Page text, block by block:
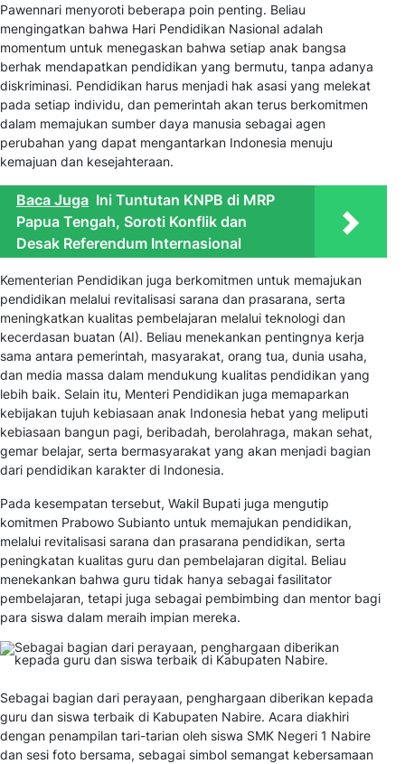
Pawennari menyoroti beberapa poin penting. Beliau
mengingatkan bahwa Hari Pendidikan Nasional adalah
momentum untuk menegaskan bahwa setiap anak bangsa
berhak mendapatkan pendidikan yang bermutu, tanpa adanya
diskriminasi. Pendidikan harus menjadi hak asasi yang melekat
pada setiap individu, dan pemerintah akan terus berkomitmen
dalam memajukan sumber daya manusia sebagai agen
perubahan yang dapat mengantarkan Indonesia menuju
kemajuan dan kesejahteraan.
Baca Juga Ini Tuntutan KNPB di MRP
Papua Tengah, Soroti Konflik dan
Desak Referendum Internasional
Kementerian Pendidikan juga berkomitmen untuk memajukan
pendidikan melalui revitalisasi sarana dan prasarana, serta
meningkatkan kualitas pembelajaran melalui teknologi dan
kecerdasan buatan (AI). Beliau menekankan pentingnya kerja
sama antara pemerintah, masyarakat, orang tua, dunia usaha,
dan media massa dalam mendukung kualitas pendidikan yang
lebih baik. Selain itu, Menteri Pendidikan juga memaparkan
kebijakan tujuh kebiasaan anak Indonesia hebat yang meliputi
kebiasaan bangun pagi, beribadah, berolahraga, makan sehat,
gemar belajar, serta bermasyarakat yang akan menjadi bagian
dari pendidikan karakter di Indonesia.
Pada kesempatan tersebut, Wakil Bupati juga mengutip
komitmen Prabowo Subianto untuk memajukan pendidikan,
melalui revitalisasi sarana dan prasarana pendidikan, serta
peningkatan kualitas guru dan pembelajaran digital. Beliau
menekankan bahwa guru tidak hanya sebagai fasilitator
pembelajaran, tetapi juga sebagai pembimbing dan mentor bagi
para siswa dalam meraih impian mereka.
Sebagai bagian dari perayaan, penghargaan diberikan kepada
guru dan siswa terbaik di Kabupaten Nabire. Acara diakhiri
dengan penampilan tari-tarian oleh siswa SMK Negeri 1 Nabire
dan sesi foto bersama, sebagai simbol semangat kebersamaan